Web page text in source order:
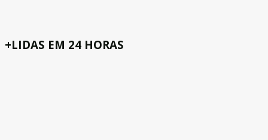
+LIDAS EM 24 HORAS